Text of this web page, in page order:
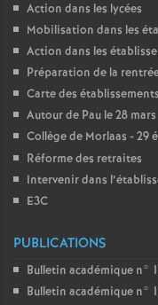
Action dans les lycées
Mobilisation dans les
Action dans les
Préparation de la
Carte des
Autour de Pau le 28 mars
Collège de Morlaas - 29
Réforme des retraites
Intervenir dans
E3C
PUBLICATIONS
Bulletin académique n°
Bulletin académique n°